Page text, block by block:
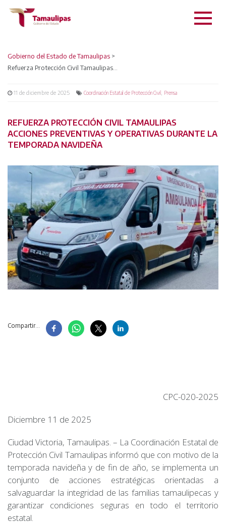
Gobierno del Estado de Tamaulipas >
11 de diciembre de 2025 Coordinación Estatal de Protección Civil Prensa
REFUERZA PROTECCIÓN CIVIL TAMAULIPAS
ACCIONES PREVENTIVAS Y OPERATIVAS DURANTE LA
TEMPORADA NAVIDEÑA
Compartir...
CPC-020-2025
Diciembre 11 de 2025
Ciudad Victoria, Tamaulipas. – La Coordinación Estatal de
Protección Civil Tamaulipas informó que con motivo de la
temporada navideña y de fin de año, se implementa un
conjunto de acciones estratégicas orientadas a
salvaguardar la integridad de las familias tamaulipecas y
garantizar condiciones seguras en todo el territorio
estatal.